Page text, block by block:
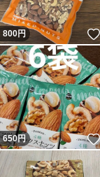
800円
650円